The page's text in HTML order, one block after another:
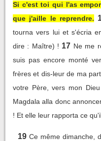
Si c'est toi qui l'as
que j'aille le reprendre.
tourna vers lui et s'écria
dire : Maître) ! 17 Ne me
suis pas encore monté
frères et dis-leur de ma
votre Père, vers mon
Magdala alla donc
! Et elle leur rapporta ce
19 Ce même dimanche,